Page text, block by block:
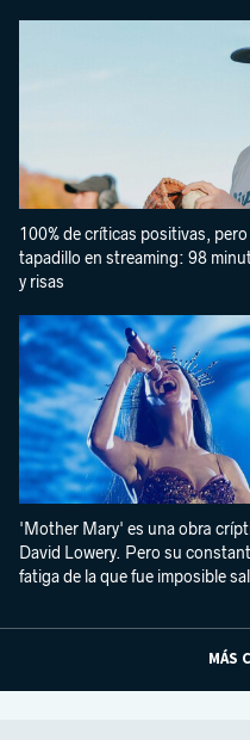
100% de críticas positivas,
tapadillo en streaming: 98
y risas
'Mother Mary' es una obra
David Lowery. Pero su
fatiga de la que fue imposible
MÁS